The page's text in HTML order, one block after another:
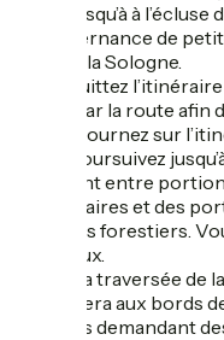
Loire jusqu’à à
une alternance de
travers la Sologne.
Vous quittez
Frésil par la route afin
puis retournez sur
Vous poursuivez
alternant entre
secondaires et des
chemins forestiers.
Louteaux.
Après la traversée de
s’achèvera aux bords
ludiques demandant